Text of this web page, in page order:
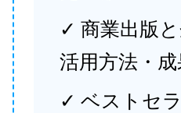
✓ 商業出版
活用方法・
✓ ベストセ